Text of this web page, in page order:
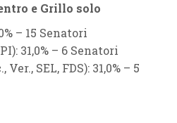
e Grillo solo
– 15 Senatori
: 31,0% – 6 Senatori
Ver., SEL, FDS): 31,0% – 5